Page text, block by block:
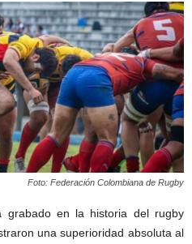
Foto: Federación Colombiana de Rugby
grabado en la historia del rugby
una superioridad absoluta al